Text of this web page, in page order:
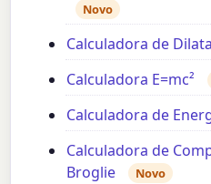
Novo
Calculadora de
Calculadora E=mc²
Calculadora de
Calculadora de
Broglie
Novo